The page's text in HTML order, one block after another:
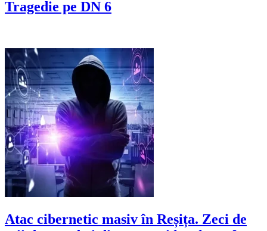
Tragedie pe DN 6
Atac cibernetic masiv în Reșița. Zeci de